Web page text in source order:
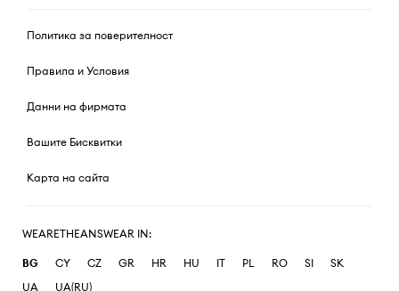
Политика за поверителност
Правила и Условия
Данни на фирмата
Вашите Бисквитки
Карта на сайта
WEARETHEANSWEAR IN:
BG CY CZ GR HR HU IT PL RO SI
SK
UA
UA(RU)